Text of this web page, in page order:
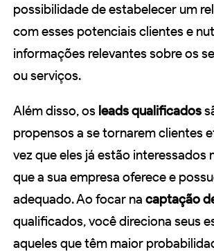
possibilidade de estabelecer um
com esses potenciais clientes e
informações relevantes sobre os
ou serviços.
Além disso, os leads qualificados
propensos a se tornarem clientes
vez que eles já estão interessados
que a sua empresa oferece e
adequado. Ao focar na captação
qualificados, você direciona seus
aqueles que têm maior